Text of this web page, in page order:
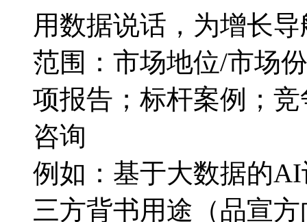
用数据说话，为增长导
范围：市场地位/市场
项报告；标杆案例；
咨询
例如：基于大数据的
三方背书用途（品宣